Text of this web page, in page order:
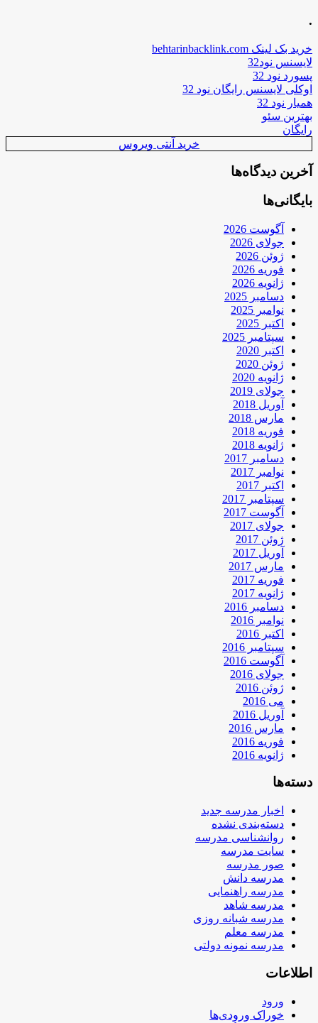
.
خرید بک لینک behtarinbacklink.com
لایسنس نود32
پسورد نود 32
اوکلی لایسنس رایگان نود 32
همیار نود 32
بهترین سئو
رایگان
خرید آنتی ویروس
آخرین دیدگاه‌ها
بایگانی‌ها
آگوست 2026
جولای 2026
ژوئن 2026
فوریه 2026
ژانویه 2026
دسامبر 2025
نوامبر 2025
اکتبر 2025
سپتامبر 2025
اکتبر 2020
ژوئن 2020
ژانویه 2020
جولای 2019
آوریل 2018
مارس 2018
فوریه 2018
ژانویه 2018
دسامبر 2017
نوامبر 2017
اکتبر 2017
سپتامبر 2017
آگوست 2017
جولای 2017
ژوئن 2017
آوریل 2017
مارس 2017
فوریه 2017
ژانویه 2017
دسامبر 2016
نوامبر 2016
اکتبر 2016
سپتامبر 2016
آگوست 2016
جولای 2016
ژوئن 2016
می 2016
آوریل 2016
مارس 2016
فوریه 2016
ژانویه 2016
دسته‌ها
اخبار مدرسه جدید
دسته‌بندی نشده
روانشناسی مدرسه
سایت مدرسه
صور مدرسه
مدرسه دانش
مدرسه راهنمایی
مدرسه شاهد
مدرسه شبانه روزی
مدرسه معلم
مدرسه نمونه دولتی
اطلاعات
ورود
خوراک ورودی‌ها